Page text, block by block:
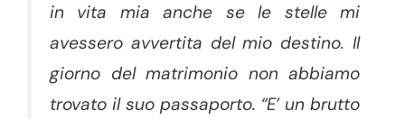
in vita mia anche se le stelle mi
avessero avvertita del mio destino. Il
giorno del matrimonio non abbiamo
trovato il suo passaporto. “E’ un brutto